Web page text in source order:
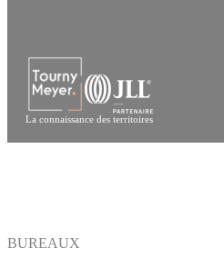
La connaissance des territoires
BUREAUX